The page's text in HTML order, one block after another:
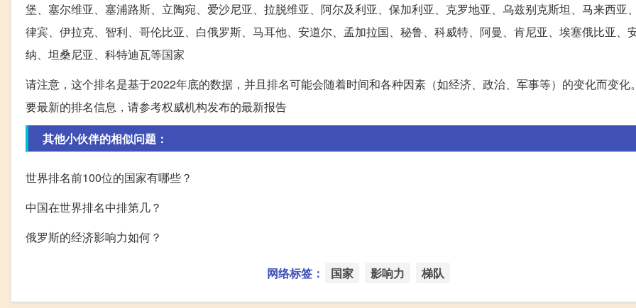
堡、塞尔维亚、塞浦路斯、立陶宛、爱沙尼亚、拉脱维亚、阿尔及利亚、保加利亚、克罗地亚、乌兹别克斯坦、马来西亚
律宾、伊拉克、智利、哥伦比亚、白俄罗斯、马耳他、安道尔、孟加拉国、秘鲁、科威特、阿曼、肯尼亚、埃塞俄比亚、
纳、坦桑尼亚、科特迪瓦等国家
请注意，这个排名是基于2022年底的数据，并且排名可能会随着时间和各种因素（如经济、政治、军事等）的变化而变化
要最新的排名信息，请参考权威机构发布的最新报告
其他小伙伴的相似问题：
世界排名前100位的国家有哪些？
中国在世界排名中排第几？
俄罗斯的经济影响力如何？
网络标签： 国家 影响力 梯队